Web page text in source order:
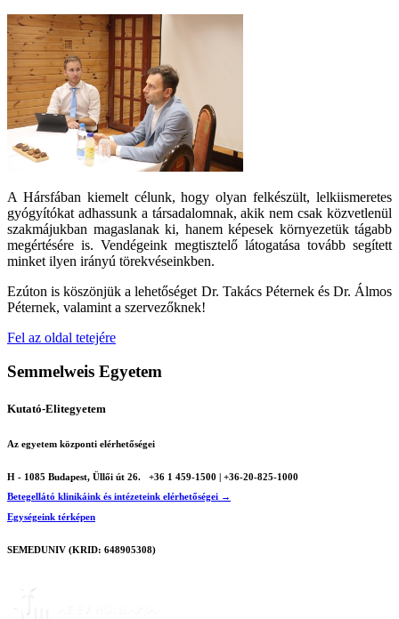
A Hársfában kiemelt célunk, hogy olyan felkészült, lelkiismeretes
gyógyítókat adhassunk a társadalomnak, akik nem csak közvetlenül
szakmájukban magaslanak ki, hanem képesek környezetük tágabb
megértésére is. Vendégeink megtisztelő látogatása tovább segített
minket ilyen irányú törekvéseinkben.
Ezúton is köszönjük a lehetőséget Dr. Takács Péternek és Dr. Álmos
Péternek, valamint a szervezőknek!
Fel az oldal tetejére
Semmelweis Egyetem
Kutató-Elitegyetem
Az egyetem központi elérhetőségei
H - 1085 Budapest, Üllői út 26.
+36 1 459-1500 | +36-20-825-1000
Betegellátó klinikáink és intézeteink elérhetőségei →
Egységeink térképen
SEMEDUNIV (KRID: 648905308)